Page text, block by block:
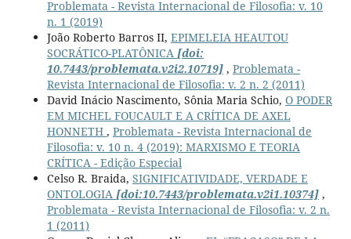
Problemata - Revista Internacional de Filosofia: v. 10
n. 1 (2019)
João Roberto Barros II, EPIMELEIA HEAUTOU
SOCRÁTICO-PLATÔNICA [doi:
10.7443/problemata.v2i2.10719], Problemata -
Revista Internacional de Filosofia: v. 2 n. 2 (2011)
David Inácio Nascimento, Sônia Maria Schio, O PODER
EM MICHEL FOUCAULT E A CRÍTICA DE AXEL
HONNETH , Problemata - Revista Internacional de
Filosofia: v. 10 n. 4 (2019): MARXISMO E TEORIA
CRÍTICA - Edição Especial
Celso R. Braida, SIGNIFICATIVIDADE, VERDADE E
ONTOLOGIA [doi:10.7443/problemata.v2i1.10374],
Problemata - Revista Internacional de Filosofia: v. 2 n.
1 (2011)